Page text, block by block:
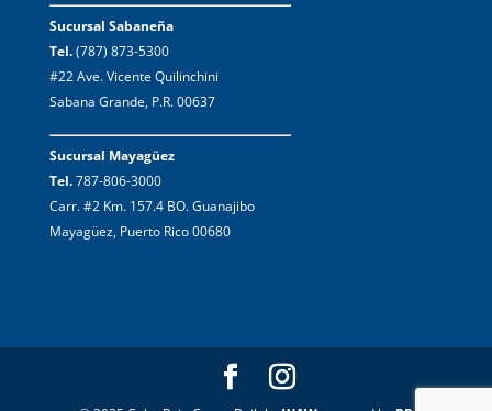
Sucursal Sabaneña
Tel.(787) 873-5300
#22 Ave. Vicente Quilinchini
Sabana Grande, P.R. 00637
Sucursal Mayagüez
Tel.787-806-3000
Carr. #2 Km. 157.4 BO. Guanajibo
Mayagüez, Puerto Rico 00680